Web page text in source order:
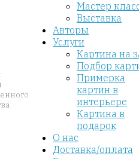
Мастер
Выставка
Авторы
Услуги
Картина на
Подбор
Примерка
картин в
интерьере
Картина в
подарок
О нас
Доставка/оплата